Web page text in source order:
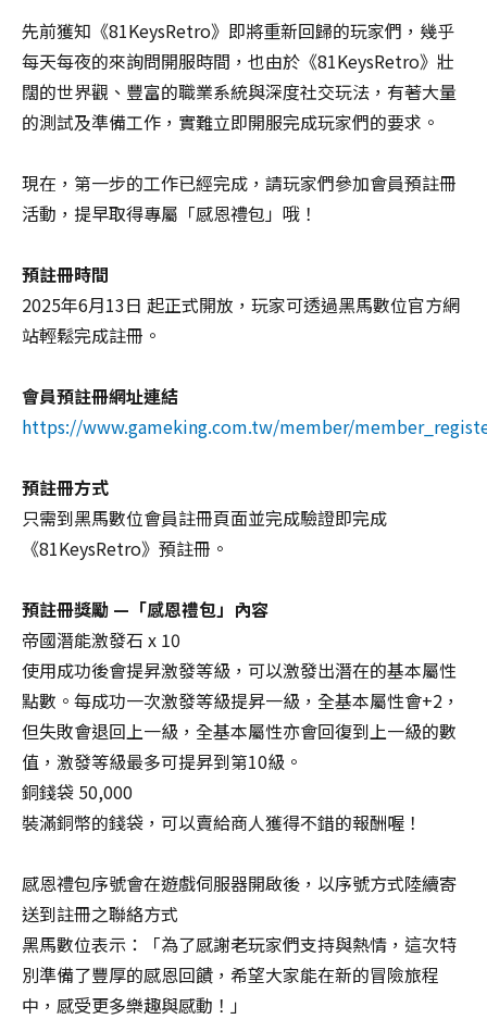
先前獲知《81KeysRetro》即將重新回歸的玩家們，幾乎
每天每夜的來詢問開服時間，也由於《81KeysRetro》壯
闊的世界觀、豐富的職業系統與深度社交玩法，有著大量
的測試及準備工作，實難立即開服完成玩家們的要求。
現在，第一步的工作已經完成，請玩家們參加會員預註冊
活動，提早取得專屬「感恩禮包」哦！
預註冊時間
2025年6月13日 起正式開放，玩家可透過黑馬數位官方網
站輕鬆完成註冊。
會員預註冊網址連結
https://www.gameking.com.tw/member/
預註冊方式
只需到黑馬數位會員註冊頁面並完成驗證即完成
《81KeysRetro》預註冊。
預註冊獎勵 —「感恩禮包」內容
帝國潛能激發石 x 10
使用成功後會提昇激發等級，可以激發出潛在的基本屬性
點數。每成功一次激發等級提昇一級，全基本屬性會+2，
但失敗會退回上一級，全基本屬性亦會回復到上一級的數
值，激發等級最多可提昇到第10級。
銅錢袋 50,000
裝滿銅幣的錢袋，可以賣給商人獲得不錯的報酬喔！
感恩禮包序號會在遊戲伺服器開啟後，以序號方式陸續寄
送到註冊之聯絡方式
黑馬數位表示：「為了感謝老玩家們支持與熱情，這次特
別準備了豐厚的感恩回饋，希望大家能在新的冒險旅程
中，感受更多樂趣與感動！」
資
料
中…
關
閉
視
窗，
以
免
Transferring
Please
do
not